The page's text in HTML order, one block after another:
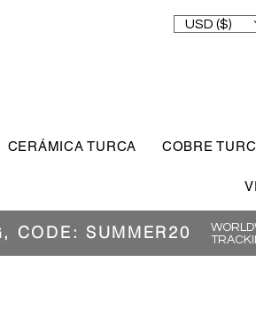
USD ($)
CERÁMICA TURCA COBRE
CODE: SUMMER20